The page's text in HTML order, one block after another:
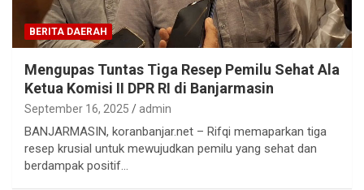
BERITA DAERAH
Mengupas Tuntas Tiga Resep Pemilu Sehat Ala
Ketua Komisi II DPR RI di Banjarmasin
September 16, 2025 admin
BANJARMASIN, koranbanjar.net – Rifqi memaparkan tiga
resep krusial untuk mewujudkan pemilu yang sehat dan
berdampak positif…